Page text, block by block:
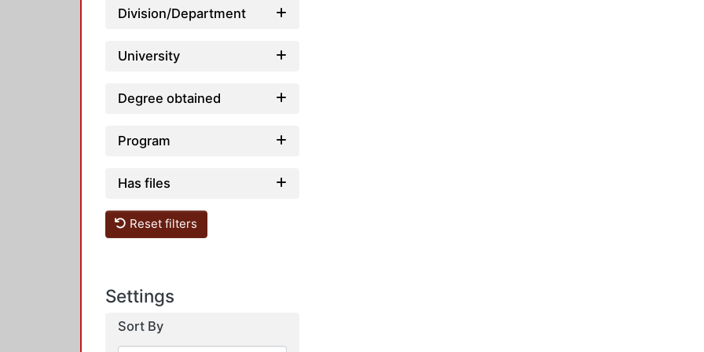
Division/Department
University
Degree obtained
Program
Has files
Reset filters
Settings
Sort By